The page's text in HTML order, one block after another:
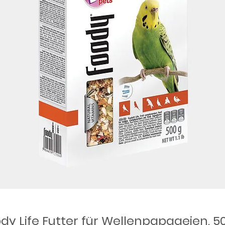
Life Futter für Wellenpapageien,